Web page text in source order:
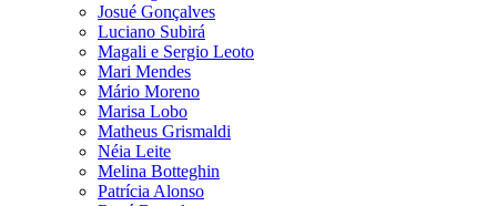
Josué Gonçalves
Luciano Subirá
Magali e Sergio Leoto
Mari Mendes
Mário Moreno
Marisa Lobo
Matheus Grismaldi
Néia Leite
Melina Botteghin
Patrícia Alonso